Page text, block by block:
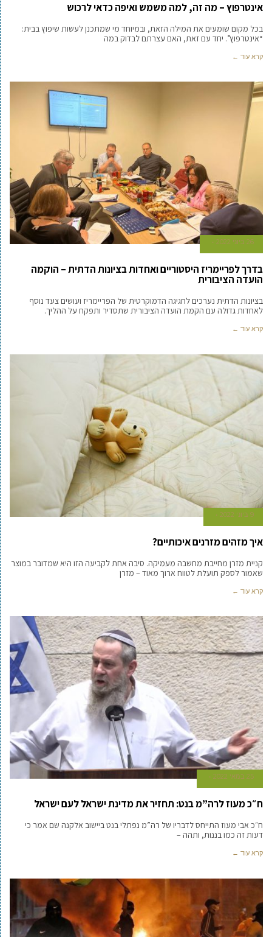
אינטרפוץ – מה זה, למה משמש ואיפה כדאי לרכוש
בכל מקום שומעים את המילה הזאת, ובמיוחד מי שמתכנן לעשות שיפוץ בבית:
“אינטרפוץ”. יחד עם זאת, האם עצרתם לבדוק במה
קרא עוד ←
26 ביוני 2022
בדרך לפריימריז היסטוריים ואחדות בציונות הדתית – הוקמה
הועדה הציבורית
בציונות הדתית נערכים לחגיגה הדמוקרטית של הפריימריז ועושים צעד נוסף
לאחדות גדולה עם הקמת הועדה הציבורית שתסדיר ותפקח על ההליך.
קרא עוד ←
9 ביוני 2022
איך מזהים מזרנים איכותיים?
קניית מזרן מחייבת מחשבה מעמיקה. סיבה אחת לקביעה הזו היא שמדובר במוצר
שאמור לספק תועלת לטווח ארוך מאוד – מזרן
קרא עוד ←
25 במאי 2022
ח״כ מעוז לרה”מ בנט: תחזיר את מדינת ישראל לעם ישראל
ח״כ אבי מעוז התייחס לדבריו של רה”מ נפתלי בנט ביישוב אלקנה שם אמר כי
דעות זה כמו בננות, ותהה –
קרא עוד ←